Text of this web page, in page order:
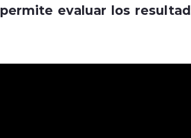
permite evaluar los